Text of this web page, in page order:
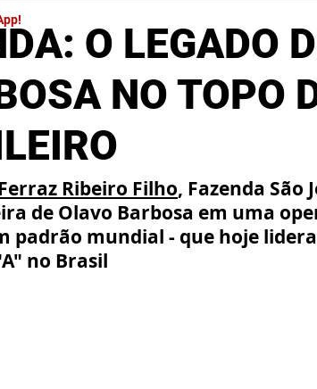
O LEGADO
NO TOPO
Ribeiro Filho, Fazenda São
de Olavo Barbosa em uma
padrão mundial - que hoje
no Brasil